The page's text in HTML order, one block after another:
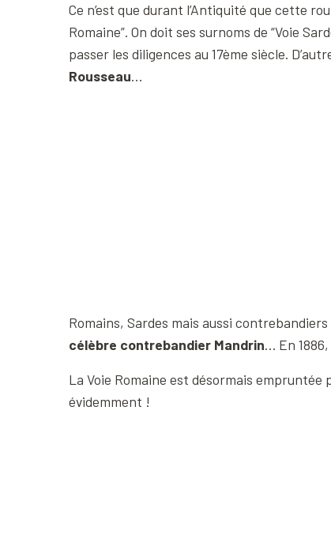
Ce n’est que durant l’Antiquité que cette
Romaine”. On doit ses surnoms de “Voie
passer les diligences au 17ème siècle.
Rousseau…
Romains, Sardes mais aussi
célèbre contrebandier Mandrin… En
La Voie Romaine est désormais empruntée
évidemment !